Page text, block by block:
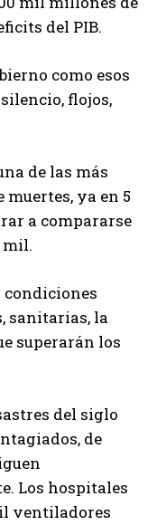
del PIB.
como esos
flojos,
de las más
ya en 5
a compararse
mil.
condiciones
sanitarias, la
superarán los
del siglo
de
Los hospitales
ventiladores